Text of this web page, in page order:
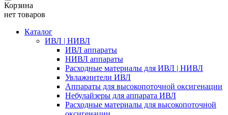
Корзина
нет товаров
Каталог
ИВЛ | НИВЛ
ИВЛ аппараты
НИВЛ аппараты
Расходные материалы для ИВЛ | НИВЛ
Увлажнители ИВЛ
Аппараты для высокопоточной оксигенации
Небулайзеры для аппарата ИВЛ
Расходные материалы для высокопоточной